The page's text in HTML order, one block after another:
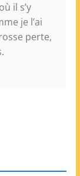
il s’y
je l’ai
perte,